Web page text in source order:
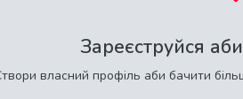
Зареєструйся
власний профіль аби бачити